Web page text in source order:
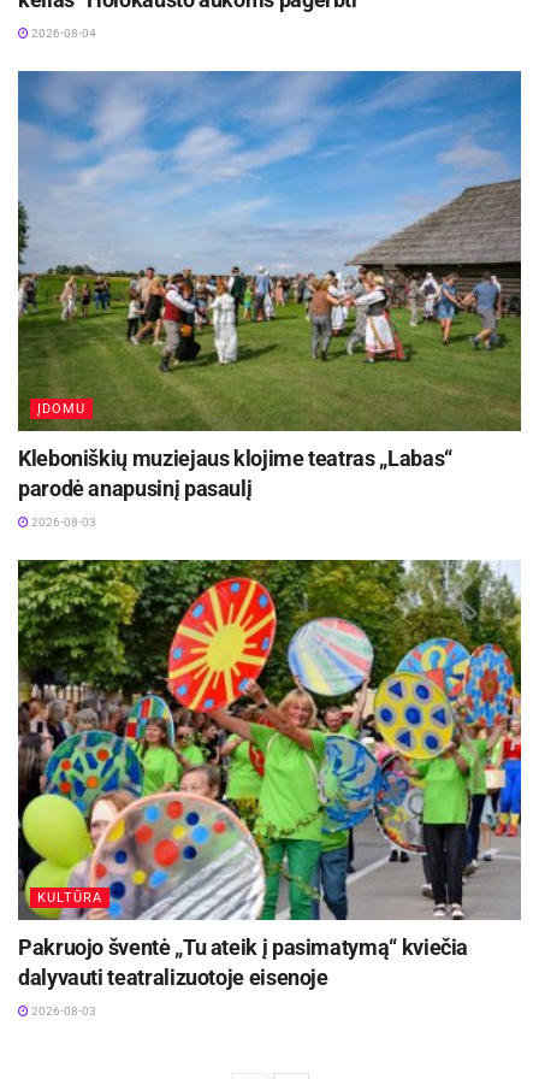
kryžiaus“. Prieš visų šventųjų šventę
Koncertinė įstaiga „Panevėžio garsas“
numačiusi koncertines programas, projektą
„Vasara su muzika“, orkestro gimtadienio
koncertą „Panevėžio garsui – 54“. Įstaiga
suplanavusi edukacinę muzikinę programą „Pepė
muzikos šalyje“, atnaujintą programą „Viso gero,
mokykla“. Panevėžio miesto ir rajono jaunieji
muzikantai kartu su profesionaliu orkestru atliks
bendrą programą „Noriu būti profesionalas“.
2026-08-04
ĮDOMU
Kleboniškių muziejaus klojime teatras „Labas“
parodė anapusinį pasaulį
2026-08-03
KULTŪRA
Pakruojo šventė „Tu ateik į pasimatymą“ kviečia
dalyvauti teatralizuotoje eisenoje
2026-08-03